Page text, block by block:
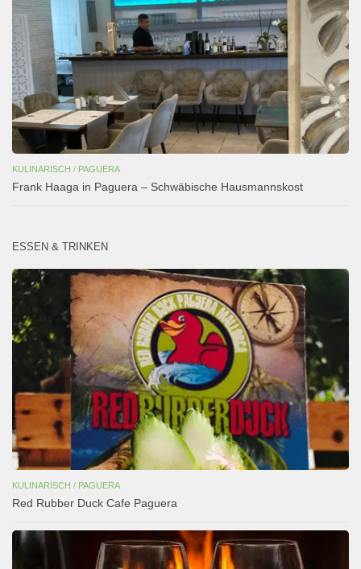
KULINARISCH / PAGUERA
Frank Haaga in Paguera – Schwäbische Hausmannskost
ESSEN & TRINKEN
KULINARISCH / PAGUERA
Red Rubber Duck Cafe Paguera